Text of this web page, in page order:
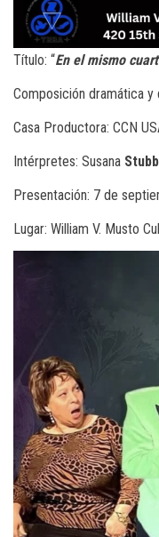
Título: “En el mismo
Composición dramática
Casa Productora: CCN
Intérpretes: Susana
Presentación: 7 de
Lugar: William V. Musto